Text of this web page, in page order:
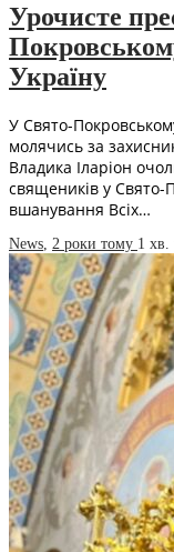
Урочисте
Україну
У Свято-
молячись за
Владика Іларіон
священиків у Свято-
вшанування Всіх…
News 2 роки тому 1 хв.